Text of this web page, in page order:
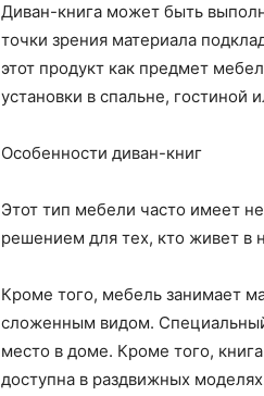
Диван-книга может быть
точки зрения материала
этот продукт как предмет
установки в спальне, гостиной
Особенности диван-книг
Этот тип мебели часто имеет
решением для тех, кто живет в
Кроме того, мебель занимает
сложенным видом.
место в доме. Кроме того,
доступна в раздвижных